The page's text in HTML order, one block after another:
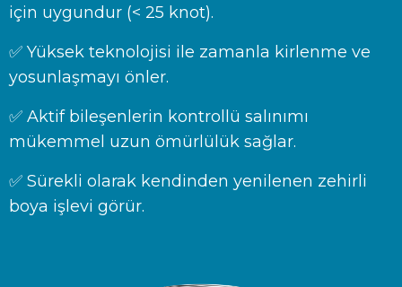
için uygundur (< 25 knot).
✅ Yüksek teknolojisi ile zamanla kirlenme ve
yosunlaşmayı önler.
✅ Aktif bileşenlerin kontrollü salınımı
mükemmel uzun ömürlülük sağlar.
✅ Sürekli olarak kendinden yenilenen zehirli
boya işlevi görür.